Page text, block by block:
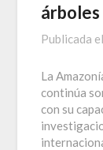
Publicada el
La
continúa
con su